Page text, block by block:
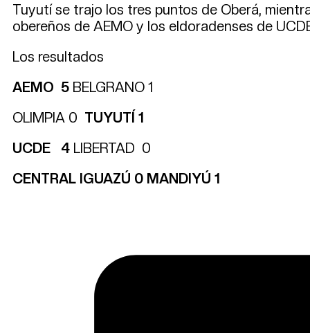
Tuyutí se trajo los tres puntos de Oberá,
obereños de AEMO y los eldoradenses de
Los resultados
AEMO 5 BELGRANO 1
OLIMPIA 0 TUYUTÍ 1
UCDE 4 LIBERTAD 0
CENTRAL IGUAZÚ 0 MANDIYÚ 1